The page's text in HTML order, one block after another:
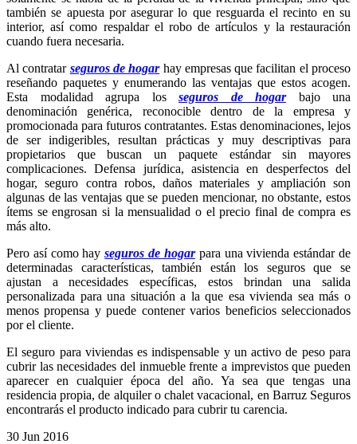
también se apuesta por asegurar lo que resguarda el recinto en su
interior, así como respaldar el robo de artículos y la restauración
cuando fuera necesaria.
Al contratar seguros de hogarhay empresas que facilitan el proceso
reseñando paquetes y enumerando las ventajas que estos acogen.
Esta modalidad agrupa los seguros de hogarbajo una
denominación genérica, reconocible dentro de la empresa y
promocionada para futuros contratantes. Estas denominaciones, lejos
de ser indigeribles, resultan prácticas y muy descriptivas para
propietarios que buscan un paquete estándar sin mayores
complicaciones. Defensa jurídica, asistencia en desperfectos del
hogar, seguro contra robos, daños materiales y ampliación son
algunas de las ventajas que se pueden mencionar, no obstante, estos
ítems se engrosan si la mensualidad o el precio final de compra es
más alto.
Pero así como hayseguros de hogarpara una vivienda estándar de
determinadas características, también están los seguros que se
ajustan a necesidades específicas, estos brindan una salida
personalizada para una situación a la que esa vivienda sea más o
menos propensa y puede contener varios beneficios seleccionados
por el cliente.
El seguro para viviendas es indispensable y un activo de peso para
cubrir las necesidades del inmueble frente a imprevistos que pueden
aparecer en cualquier época del año. Ya sea que tengas una
residencia propia, de alquiler o chalet vacacional, en Barruz Seguros
encontrarás el producto indicado para cubrir tu carencia.
30 Jun 2016